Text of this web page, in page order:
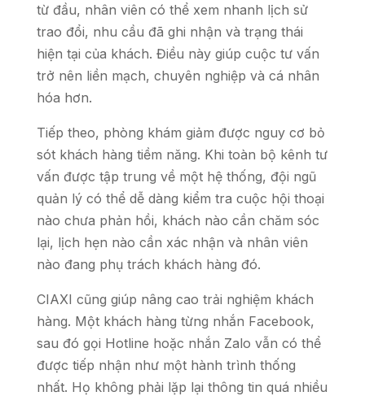
từ đầu, nhân viên có thể xem nhanh lịch sử
trao đổi, nhu cầu đã ghi nhận và trạng thái
hiện tại của khách. Điều này giúp cuộc tư vấn
trở nên liền mạch, chuyên nghiệp và cá nhân
hóa hơn.
Tiếp theo, phòng khám giảm được nguy cơ bỏ
sót khách hàng tiềm năng. Khi toàn bộ kênh tư
vấn được tập trung về một hệ thống, đội ngũ
quản lý có thể dễ dàng kiểm tra cuộc hội thoại
nào chưa phản hồi, khách nào cần chăm sóc
lại, lịch hẹn nào cần xác nhận và nhân viên
nào đang phụ trách khách hàng đó.
CIAXI cũng giúp nâng cao trải nghiệm khách
hàng. Một khách hàng từng nhắn Facebook,
sau đó gọi Hotline hoặc nhắn Zalo vẫn có thể
được tiếp nhận như một hành trình thống
nhất. Họ không phải lặp lại thông tin quá nhiều